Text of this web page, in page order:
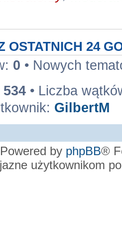
OSTATNICH 24
0 • Nowych
534 • Liczba
GilbertM
Powered by phpBB®
użytkownikom